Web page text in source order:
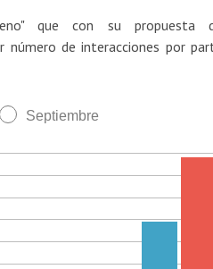
que con su propuesta
número de interacciones por
Septiembre